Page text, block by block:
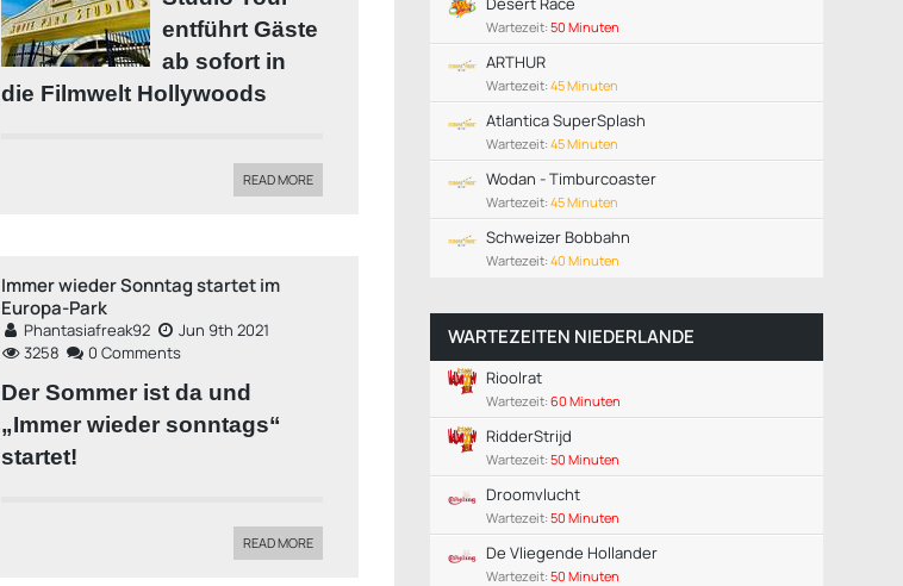
entführt Gäste
ab sofort in
die Filmwelt Hollywoods
READ MORE
Immer wieder Sonntag startet im
Europa-Park
Phantasiafreak92
Jun 9th 2021
3258
0 Comments
Der Sommer ist da und
„Immer wieder sonntags“
startet!
READ MORE
Wartezeit: 50 Minuten
ARTHUR
Wartezeit: 45 Minuten
Atlantica SuperSplash
Wartezeit: 45 Minuten
Wodan - Timburcoaster
Wartezeit: 45 Minuten
Schweizer Bobbahn
Wartezeit: 40 Minuten
WARTEZEITEN NIEDERLANDE
Rioolrat
Wartezeit: 60 Minuten
RidderStrijd
Wartezeit: 50 Minuten
Droomvlucht
Wartezeit: 50 Minuten
De Vliegende Hollander
Wartezeit: 50 Minuten